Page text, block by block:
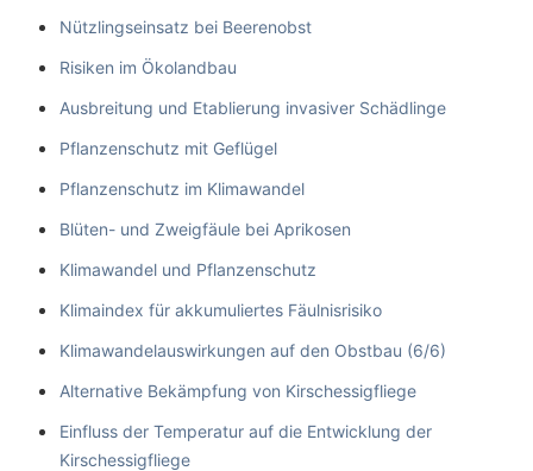
Nützlingseinsatz bei Beerenobst
Risiken im Ökolandbau
Ausbreitung und Etablierung invasiver Schädlinge
Pflanzenschutz mit Geflügel
Pflanzenschutz im Klimawandel
Blüten- und Zweigfäule bei Aprikosen
Klimawandel und Pflanzenschutz
Klimaindex für akkumuliertes Fäulnisrisiko
Klimawandelauswirkungen auf den Obstbau (6/6)
Alternative Bekämpfung von Kirschessigfliege
Einfluss der Temperatur auf die Entwicklung der
Kirschessigfliege